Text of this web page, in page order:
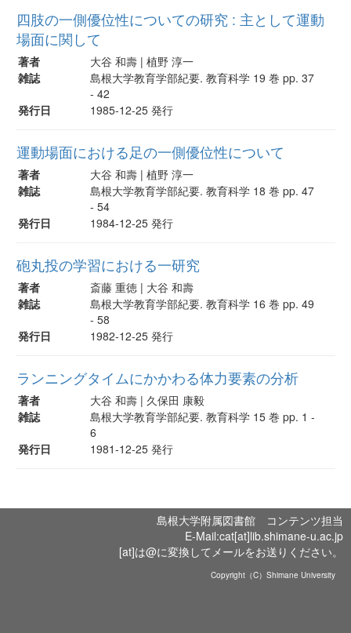
四肢の一側優位性についての研究 : 主として運動
場面に関して
著者
大谷 和壽 | 植野 淳一
雑誌
島根大学教育学部紀要. 教育科学 19 巻 pp. 37
- 42
発行日
1985-12-25 発行
運動場面における足の一側優位性について
著者
大谷 和壽 | 植野 淳一
雑誌
島根大学教育学部紀要. 教育科学 18 巻 pp. 47
- 54
発行日
1984-12-25 発行
砲丸投の学習における一研究
著者
斎藤 重徳 | 大谷 和壽
雑誌
島根大学教育学部紀要. 教育科学 16 巻 pp. 49
- 58
発行日
1982-12-25 発行
ランニングタイムにかかわる体力要素の分析
著者
大谷 和壽 | 久保田 康毅
雑誌
島根大学教育学部紀要. 教育科学 15 巻 pp. 1 -
6
発行日
1981-12-25 発行
島根大学附属図書館 コンテンツ担当
E-Mail:cat[at]lib.shimane-u.ac.jp
[at]は@に変換してメールをお送りください。
Copyright（C）Shimane University